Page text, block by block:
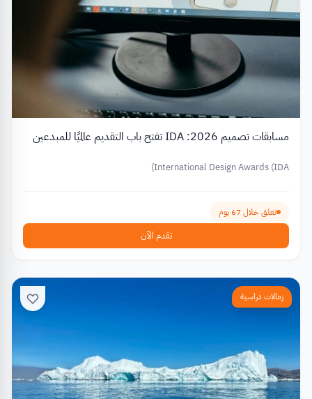
مسابقات تصميم 2026: IDA تفتح باب التقديم عالميًا للمبدعين
International Design Awards (IDA)
تغلق خلال 67 يوم
تقدم الآن
زمالات دراسية